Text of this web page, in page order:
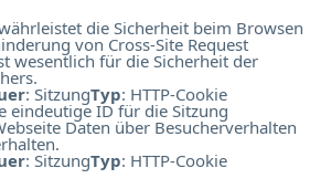
die Sicherheit beim Browsen
von Cross-Site Request
wesentlich für die Sicherheit der
: SitzungTyp: HTTP-Cookie
eindeutige ID für die Sitzung
Daten über Besucherverhalten
: SitzungTyp: HTTP-Cookie